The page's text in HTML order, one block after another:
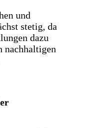
und
stetig, da
dazu
nachhaltigen